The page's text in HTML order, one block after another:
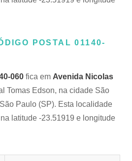
POSTAL 01140-
060 fica em Avenida Nicolas
Tomas Edson, na cidade São
Paulo (SP). Esta localidade
latitude -23.51919 e longitude